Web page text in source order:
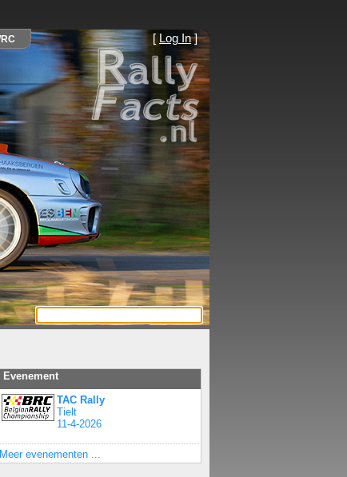
[ Log In]
Evenement
TAC Rally
Tielt
11-4-2026
Meer evenementen ...